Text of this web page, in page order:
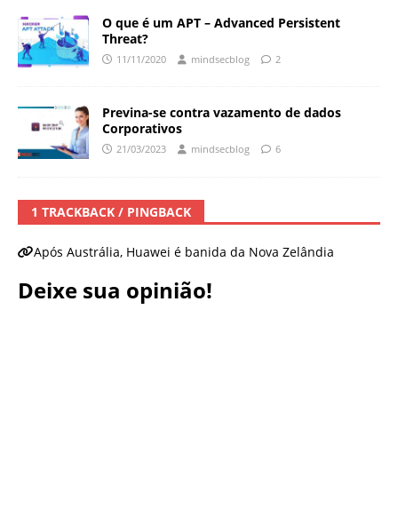
O que é um APT – Advanced Persistent
Threat?
11/11/2020 mindsecblog 2
Previna-se contra vazamento de dados
Corporativos
21/03/2023 mindsecblog 6
1 TRACKBACK / PINGBACK
Após Austrália, Huawei é banida da Nova Zelândia
Deixe sua opinião!